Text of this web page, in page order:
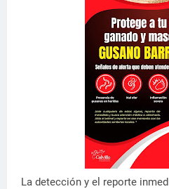
La detección y el reporte